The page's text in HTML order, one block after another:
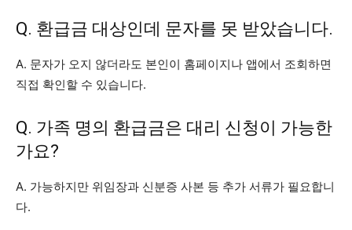
Q. 환급금 대상인데 문자를 못 받았습니다.
A. 문자가 오지 않더라도 본인이 홈페이지나 앱에서 조회하면
직접 확인할 수 있습니다.
Q. 가족 명의 환급금은 대리 신청이 가능한
가요?
A. 가능하지만 위임장과 신분증 사본 등 추가 서류가 필요합니
다.